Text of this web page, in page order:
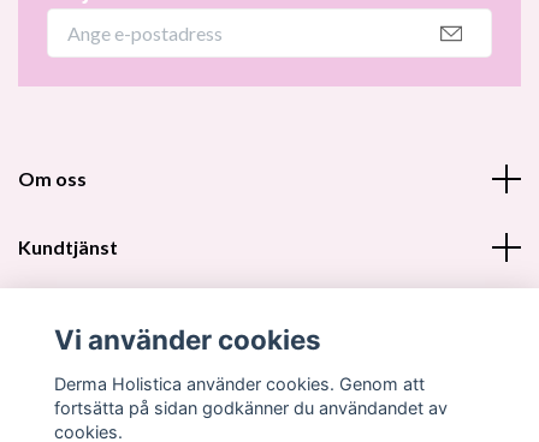
Om oss
Kundtjänst
Sociala medier
Vi använder cookies
Derma Holistica använder cookies. Genom att
fortsätta på sidan godkänner du användandet av
cookies.